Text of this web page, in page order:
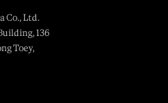
Co., Ltd.
136
Toey,